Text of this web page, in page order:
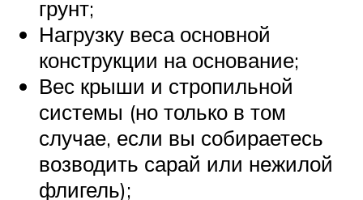
грунт;
Нагрузку веса основной
конструкции на основание;
Вес крыши и стропильной
системы (но только в том
случае, если вы собираетесь
возводить сарай или нежилой
флигель);